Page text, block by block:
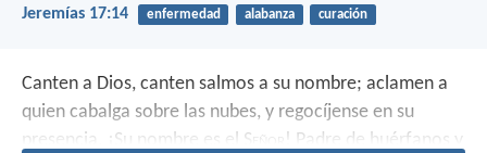
Jeremías 17:14 enfermedad alabanza curación
Canten a Dios, canten salmos a su nombre; aclamen a
quien cabalga sobre las nubes, y regocíjense en su
presencia.
¡Su nombre es el S eñor ! Padre de huérfanos y